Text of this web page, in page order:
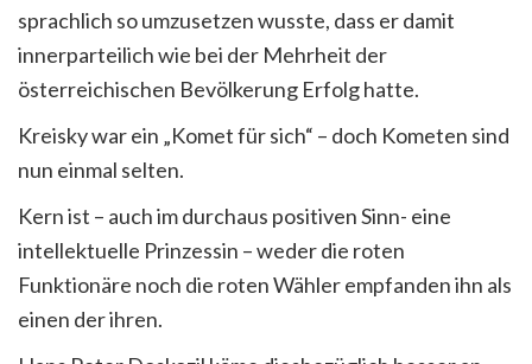
sprachlich so umzusetzen wusste, dass er damit
innerparteilich wie bei der Mehrheit der
österreichischen Bevölkerung Erfolg hatte.
Kreisky war ein „Komet für sich“ – doch Kometen sind
nun einmal selten.
Kern ist – auch im durchaus positiven Sinn- eine
intellektuelle Prinzessin – weder die roten
Funktionäre noch die roten Wähler empfanden ihn als
einen der ihren.